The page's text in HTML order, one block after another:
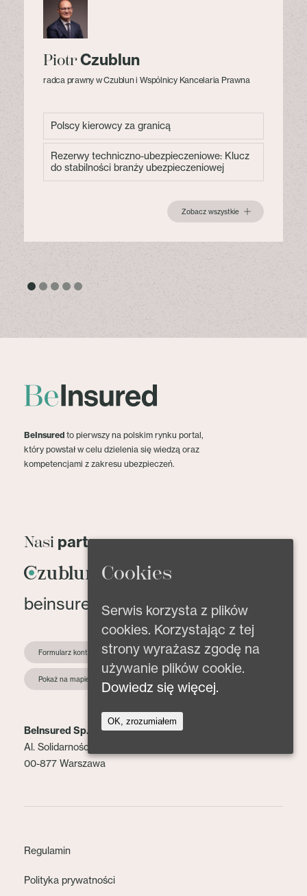
PiotrCzublun
radca prawny w Czublun i Wspólnicy Kancelaria Prawna
Polscy kierowcy za granicą
Rezerwy techniczno-ubezpieczeniowe: Klucz
do stabilności branży ubezpieczeniowej
Zobacz wszystkie
BeInsured to pierwszy na polskim rynku portal,
który powstał w celu dzielenia się wiedzą oraz
kompetencjami z zakresu ubezpieczeń.
Nasi partnerzy
beinsured@beinsured.pl
Formularz kontaktowy
Pokaż na mapie
BeInsured Sp. z o.o.
Al. Solidarności 153 lok. 2
00-877 Warszawa
Regulamin
Polityka prywatności
Cookies
Serwis korzysta z plików
cookies. Korzystając z tej
strony wyrażasz zgodę na
używanie plików cookie.
Dowiedz się więcej.
OK, zrozumiałem